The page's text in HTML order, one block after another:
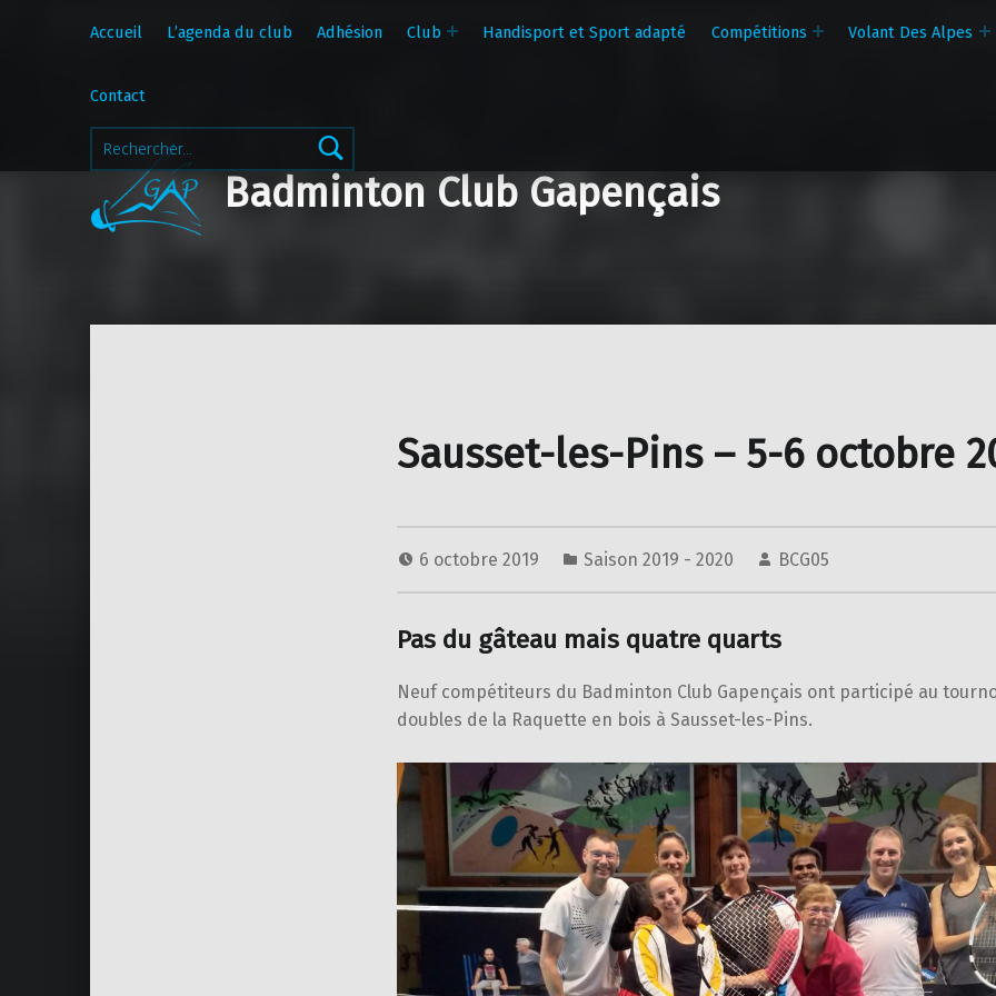
Rechercher :
Accueil L’agenda du club Adhésion Club Handisport et Sport adapté Compétitions Volant Des Alpes
Contact
Badminton Club Gapençais
Sausset-les-Pins – 5-6 octobre
6 octobre 2019 Saison 2019 - 2020 BCG05
Pas du gâteau mais quatre quarts
Neuf compétiteurs du Badminton Club Gapençais ont participé au
doubles de la Raquette en bois à Sausset-les-Pins.